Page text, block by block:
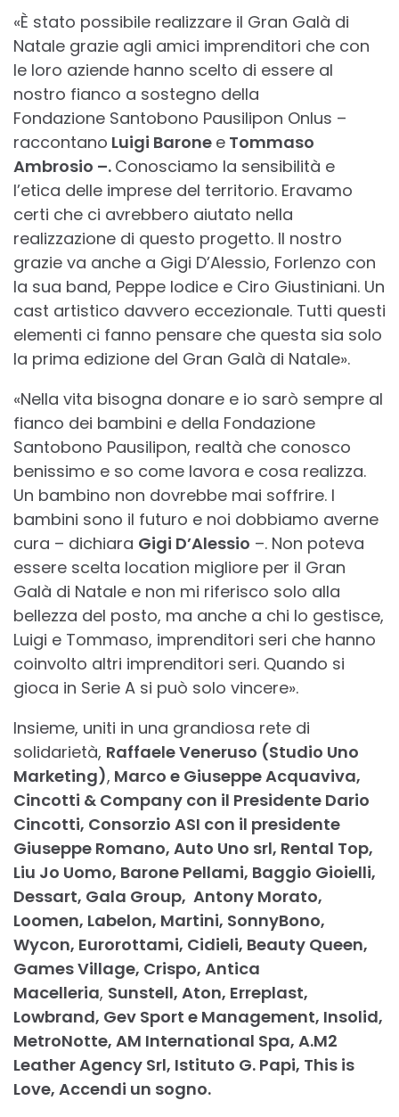
«È stato possibile realizzare il Gran Galà di
Natale grazie agli amici imprenditori che con
le loro aziende hanno scelto di essere al
nostro fianco a sostegno della
Fondazione Santobono Pausilipon Onlus –
raccontano Luigi Barone e Tommaso
Ambrosio –. Conosciamo la sensibilità e
l’etica delle imprese del territorio. Eravamo
certi che ci avrebbero aiutato nella
realizzazione di questo progetto. Il nostro
grazie va anche a Gigi D’Alessio, Forlenzo con
la sua band, Peppe Iodice e Ciro Giustiniani. Un
cast artistico davvero eccezionale. Tutti questi
elementi ci fanno pensare che questa sia solo
la prima edizione del Gran Galà di Natale».
«Nella vita bisogna donare e io sarò sempre al
fianco dei bambini e della Fondazione
Santobono Pausilipon, realtà che conosco
benissimo e so come lavora e cosa realizza.
Un bambino non dovrebbe mai soffrire. I
bambini sono il futuro e noi dobbiamo averne
cura – dichiara Gigi D’Alessio –. Non poteva
essere scelta location migliore per il Gran
Galà di Natale e non mi riferisco solo alla
bellezza del posto, ma anche a chi lo gestisce,
Luigi e Tommaso, imprenditori seri che hanno
coinvolto altri imprenditori seri. Quando si
gioca in Serie A si può solo vincere».
Insieme, uniti in una grandiosa rete di
solidarietà, Raffaele Veneruso (Studio Uno
Marketing), Marco e Giuseppe Acquaviva,
Cincotti & Company con il Presidente Dario
Cincotti, Consorzio ASI con il presidente
Giuseppe Romano, Auto Uno srl, Rental Top,
Liu Jo Uomo, Barone Pellami, Baggio Gioielli,
Dessart, Gala Group, Antony Morato,
Loomen, Labelon, Martini, SonnyBono,
Wycon, Eurorottami, Cidieli, Beauty Queen,
Games Village, Crispo, Antica
Macelleria, Sunstell, Aton, Erreplast,
Lowbrand, Gev Sport e Management, Insolid,
MetroNotte, AM International Spa, A.M2
Leather Agency Srl, Istituto G. Papi, This is
Love, Accendi un sogno.